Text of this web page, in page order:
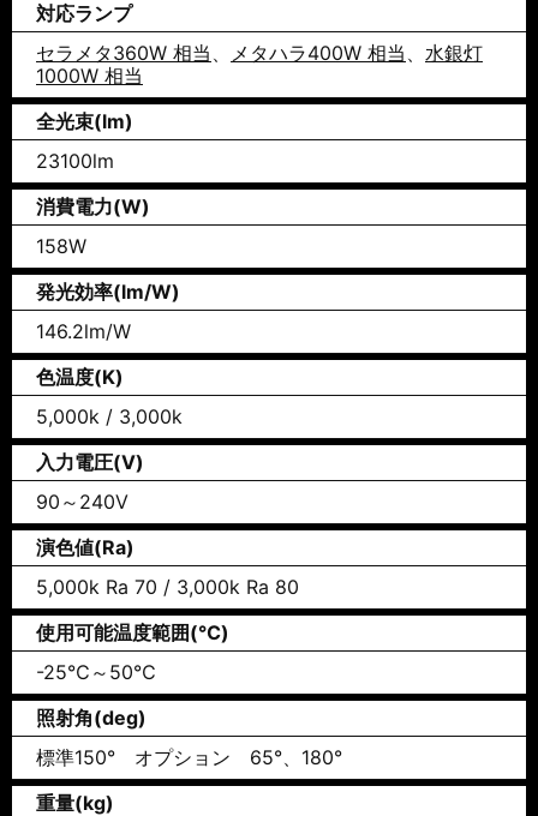
対応ランプ
セラメタ360W 相当 、 メタハラ400W 相当 、 水銀灯
1000W 相当
全光束(lm)
23100lm
消費電力(W)
158W
発光効率(lm/W)
146.2lm/W
色温度(K)
5,000k / 3,000k
入力電圧(V)
90～240V
演色値(Ra)
5,000k Ra 70 / 3,000k Ra 80
使用可能温度範囲(℃)
-25℃～50℃
照射角(deg)
標準150° オプション 65°、180°
重量(kg)